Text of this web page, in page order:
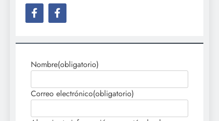
Nombre(obligatorio)
Correo electrónico(obligatorio)